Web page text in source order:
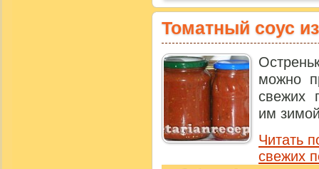
Томатный соус
можно
свежих
им
Читать
свежих